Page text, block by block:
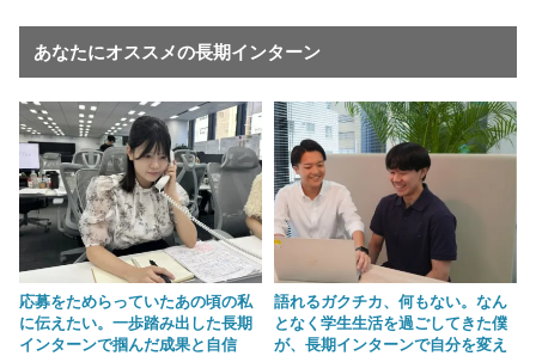
あなたにオススメの長期インターン
応募をためらっていたあの頃の私
に伝えたい。一歩踏み出した長期
インターンで掴んだ成果と自信
語れるガクチカ、何もない。なん
となく学生生活を過ごしてきた僕
が、長期インターンで自分を変え